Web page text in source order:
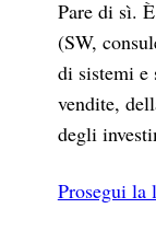
Pare di sì.
(SW,
di sistemi e
vendite,
degli
Prosegui la